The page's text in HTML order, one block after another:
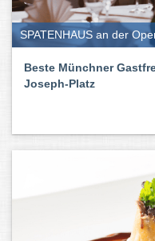
SPATENHAUS an der
Beste Münchner
Joseph-Platz